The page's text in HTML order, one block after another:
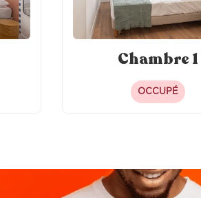
Chambre 1
OCCUPÉ